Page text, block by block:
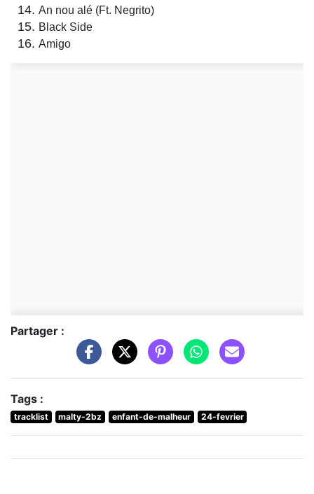
An nou alé (Ft. Negrito)
Black Side
Amigo
Partager :
Tags :
tracklist malty-2bz enfant-de-malheur 24-fevrier